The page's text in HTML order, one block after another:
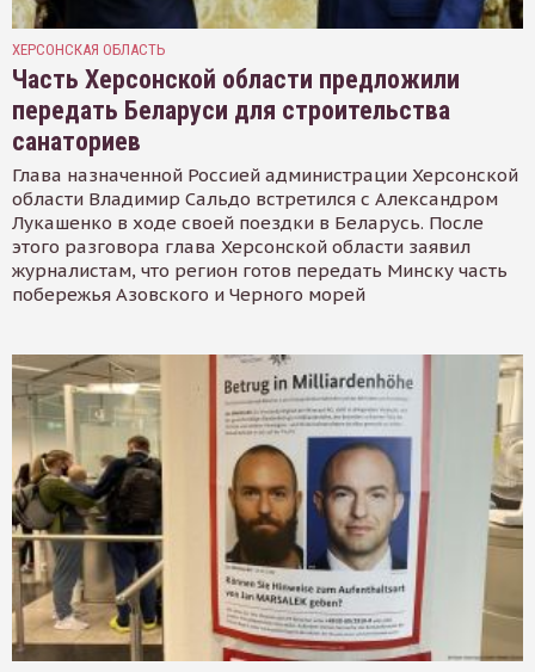
ХЕРСОНСКАЯ ОБЛАСТЬ
Часть Херсонской области предложили
передать Беларуси для строительства
санаториев
Глава назначенной Россией администрации Херсонской
области Владимир Сальдо встретился с Александром
Лукашенко в ходе своей поездки в Беларусь. После
этого разговора глава Херсонской области заявил
журналистам, что регион готов передать Минску часть
побережья Азовского и Черного морей